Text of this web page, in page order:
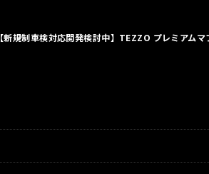
【新規制車検対応開発検討中】TEZZO プレミア